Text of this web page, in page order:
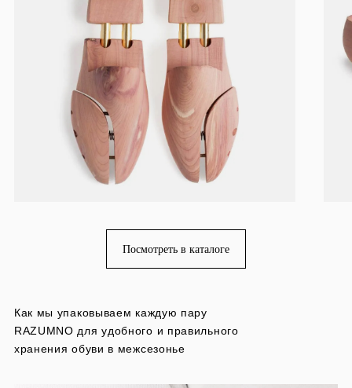
Посмотреть в каталоге
Как мы упаковываем каждую пару
RAZUMNO для удобного и правильного
хранения обуви в межсезонье